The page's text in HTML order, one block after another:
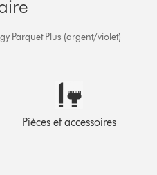
Parquet Plus (argent/violet)
Pièces et accessoires